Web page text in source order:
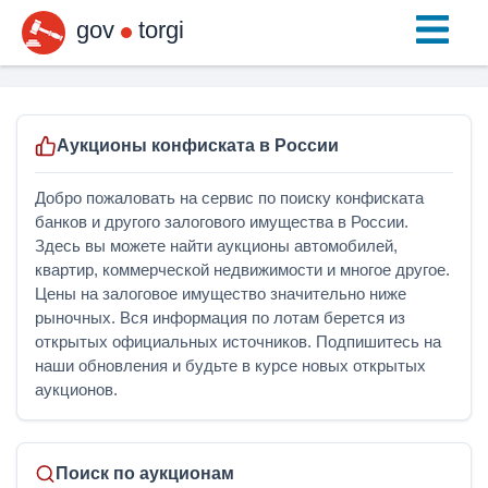
gov torgi
Аукционы конфиската в России
Добро пожаловать на сервис по поиску конфиската
банков и другого залогового имущества в России.
Здесь вы можете найти аукционы автомобилей,
квартир, коммерческой недвижимости и многое другое.
Цены на залоговое имущество значительно ниже
рыночных. Вся информация по лотам берется из
открытых официальных источников. Подпишитесь на
наши обновления и будьте в курсе новых открытых
аукционов.
Поиск по аукционам